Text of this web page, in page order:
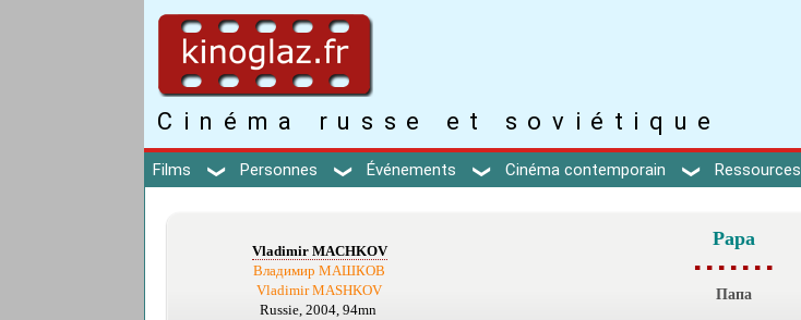
Cinéma russe et soviétique
Films Personnes Événements Cinéma contemporain Ressources
Vladimir MACHKOV
Владимир МАШКОВ
Vladimir MASHKOV
Russie, 2004, 94mn
Papa
▪ ▪ ▪ ▪ ▪ ▪ ▪
Папа